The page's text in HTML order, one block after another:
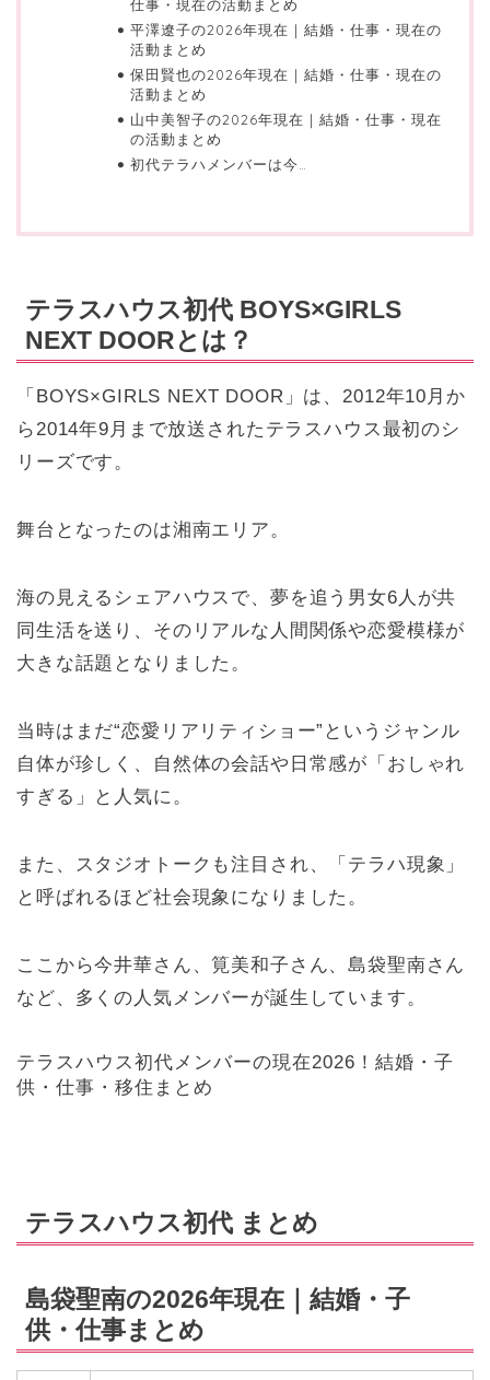
仕事・現在の活動まとめ
平澤遼子の2026年現在｜結婚・仕事・現在の
活動まとめ
保田賢也の2026年現在｜結婚・仕事・現在の
活動まとめ
山中美智子の2026年現在｜結婚・仕事・現在
の活動まとめ
初代テラハメンバーは今…
テラスハウス初代 BOYS×GIRLS
NEXT DOORとは？
「BOYS×GIRLS NEXT DOOR」は、2012年10月か
ら2014年9月まで放送されたテラスハウス最初のシ
リーズです。
舞台となったのは湘南エリア。
海の見えるシェアハウスで、夢を追う男女6人が共
同生活を送り、そのリアルな人間関係や恋愛模様が
大きな話題となりました。
当時はまだ“恋愛リアリティショー”というジャンル
自体が珍しく、自然体の会話や日常感が「おしゃれ
すぎる」と人気に。
また、スタジオトークも注目され、「テラハ現象」
と呼ばれるほど社会現象になりました。
ここから今井華さん、筧美和子さん、島袋聖南さん
など、多くの人気メンバーが誕生しています。
テラスハウス初代メンバーの現在2026！結婚・子
供・仕事・移住まとめ
テラスハウス初代 まとめ
島袋聖南の2026年現在｜結婚・子
供・仕事まとめ